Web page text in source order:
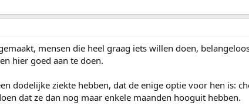
mensen die heel graag iets willen doen,
hier goed aan te doen.
dodelijke ziekte hebben, dat de enige optie voor hen is:
dat ze dan nog maar enkele maanden hooguit hebben.